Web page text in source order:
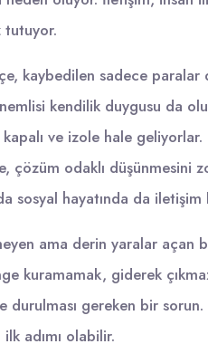
tutuyor.
kaybedilen sadece
kendilik duygusu da
ve izole hale geliyorlar.
çözüm odaklı düşünmesini
sosyal hayatında da iletişim
ama derin yaralar açan
kuramamak, giderek
durulması gereken bir sorun.
adımı olabilir.